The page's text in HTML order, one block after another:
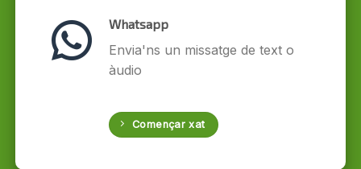
Whatsapp
Envia'ns un missatge de text o
àudio
Començar xat